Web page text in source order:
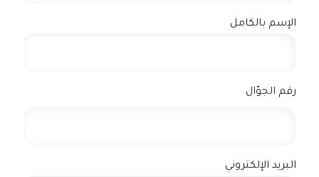
الإسم بالكامل
رقم الجوّال
البريد الإلكتروني